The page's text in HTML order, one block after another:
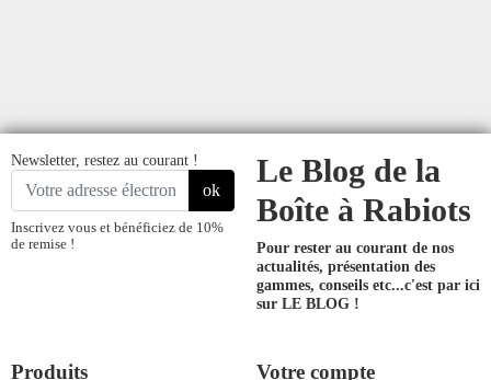
Newsletter, restez au courant !
ok
Inscrivez vous et bénéficiez de 10%
de remise !
Le Blog de la
Boîte à Rabiots
Pour rester au courant de nos
actualités, présentation des
gammes, conseils etc...c'est par ici
sur LE BLOG !
Produits Votre compte